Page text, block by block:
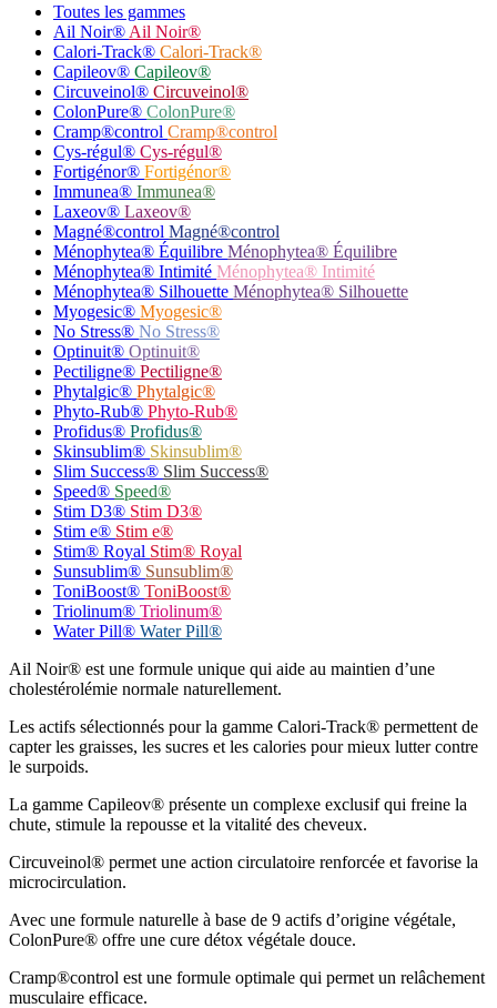
Toutes les gammes
Ail Noir® Ail Noir®
Calori-Track® Calori-Track®
Capileov® Capileov®
Circuveinol® Circuveinol®
ColonPure® ColonPure®
Cramp®control Cramp®control
Cys-régul® Cys-régul®
Fortigénor® Fortigénor®
Immunea® Immunea®
Laxeov® Laxeov®
Magné®control Magné®control
Ménophytea® Équilibre Ménophytea® Équilibre
Ménophytea® Intimité Ménophytea® Intimité
Ménophytea® Silhouette Ménophytea® Silhouette
Myogesic® Myogesic®
No Stress® No Stress®
Optinuit® Optinuit®
Pectiligne® Pectiligne®
Phytalgic® Phytalgic®
Phyto-Rub® Phyto-Rub®
Profidus® Profidus®
Skinsublim® Skinsublim®
Slim Success® Slim Success®
Speed® Speed®
Stim D3® Stim D3®
Stim e® Stim e®
Stim® Royal Stim® Royal
Sunsublim® Sunsublim®
ToniBoost® ToniBoost®
Triolinum® Triolinum®
Water Pill® Water Pill®
Ail Noir® est une formule unique qui aide au maintien d’une
cholestérolémie normale naturellement.
Les actifs sélectionnés pour la gamme Calori-Track® permettent de
capter les graisses, les sucres et les calories pour mieux lutter contre
le surpoids.
La gamme Capileov® présente un complexe exclusif qui freine la
chute, stimule la repousse et la vitalité des cheveux.
Circuveinol® permet une action circulatoire renforcée et favorise la
microcirculation.
Avec une formule naturelle à base de 9 actifs d’origine végétale,
ColonPure® offre une cure détox végétale douce.
Cramp®control est une formule optimale qui permet un relâchement
musculaire efficace.